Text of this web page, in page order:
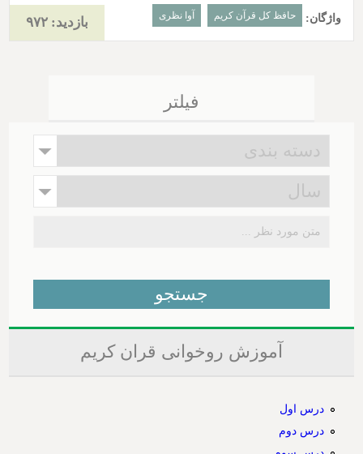
واژگان: حافظ کل قرآن کریم آوا نظری بازدید: ۹۷۲
فیلتر
آموزش روخوانی قران کریم
درس اول
درس دوم